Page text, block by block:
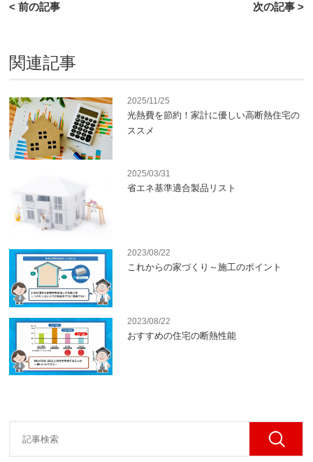
< 前の記事 次の記事 >
関連記事
2025/11/25
光熱費を節約！家計に優しい高断熱住宅の
ススメ
2025/03/31
省エネ基準適合製品リスト
2023/08/22
これからの家づくり～施工のポイント
2023/08/22
おすすめの住宅の断熱性能